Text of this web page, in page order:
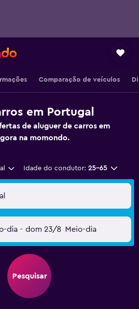
Comparação de veículos
em Portugal
de aluguer de carros em
na momondo.
Idade do condutor: 25-65
dia - dom 23/8 Meio-dia
Pesquisar